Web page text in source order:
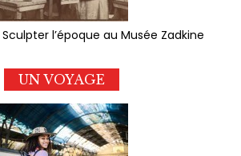
l’époque au Musée Zadkine
UN VOYAGE